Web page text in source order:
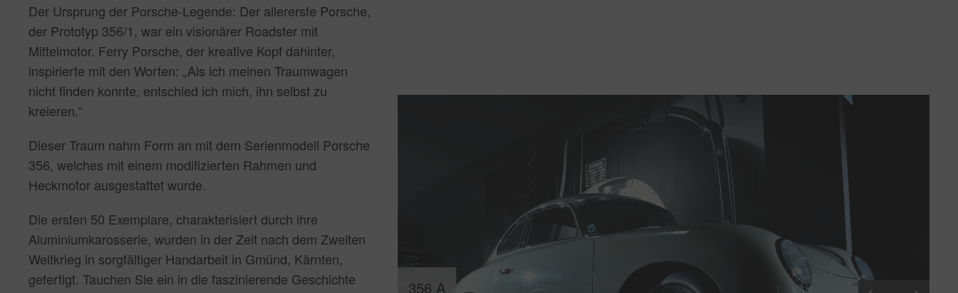
Der Ursprung der Porsche-Legende: Der allererste Porsche,
der Prototyp 356/1, war ein visionärer Roadster mit
Mittelmotor. Ferry Porsche, der kreative Kopf dahinter,
inspirierte mit den Worten: „Als ich meinen Traumwagen
nicht finden konnte, entschied ich mich, ihn selbst zu
kreieren.“
Dieser Traum nahm Form an mit dem Serienmodell Porsche
356, welches mit einem modifizierten Rahmen und
Heckmotor ausgestattet wurde.
Die ersten 50 Exemplare, charakterisiert durch ihre
Aluminiumkarosserie, wurden in der Zeit nach dem Zweiten
Weltkrieg in sorgfältiger Handarbeit in Gmünd, Kärnten,
gefertigt. Tauchen Sie ein in die faszinierende Geschichte
356 A